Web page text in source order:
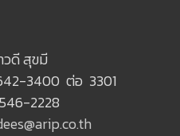
ดี สุขมี
3400 ต่อ 3301
2228